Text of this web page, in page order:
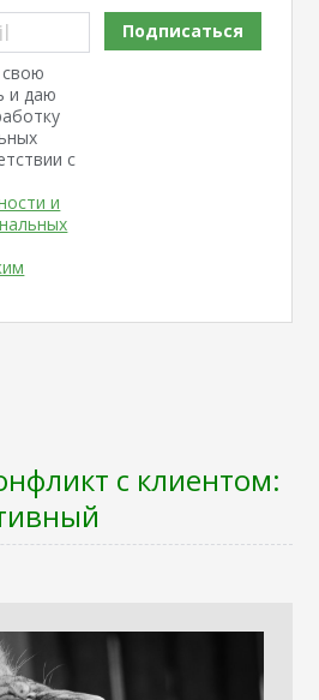
и даю
с
и
Подписаться
с клиентом: